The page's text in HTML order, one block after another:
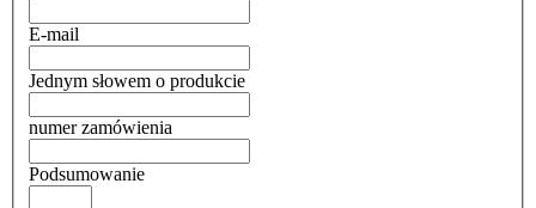
E-mail
Jednym słowem o produkcie
numer zamówienia
Podsumowanie